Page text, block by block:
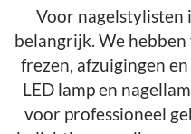
Voor nagelstylisten
belangrijk. We
frezen, afzuigingen
LED lamp en
voor professioneel